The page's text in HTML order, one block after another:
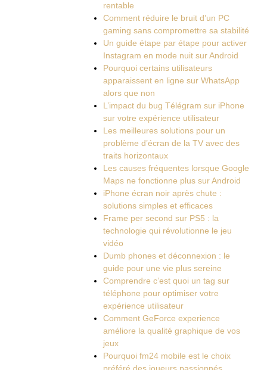
rentable
Comment réduire le bruit d’un PC
gaming sans compromettre sa stabilité
Un guide étape par étape pour activer
Instagram en mode nuit sur Android
Pourquoi certains utilisateurs
apparaissent en ligne sur WhatsApp
alors que non
L’impact du bug Télégram sur iPhone
sur votre expérience utilisateur
Les meilleures solutions pour un
problème d’écran de la TV avec des
traits horizontaux
Les causes fréquentes lorsque Google
Maps ne fonctionne plus sur Android
iPhone écran noir après chute :
solutions simples et efficaces
Frame per second sur PS5 : la
technologie qui révolutionne le jeu
vidéo
Dumb phones et déconnexion : le
guide pour une vie plus sereine
Comprendre c’est quoi un tag sur
téléphone pour optimiser votre
expérience utilisateur
Comment GeForce experience
améliore la qualité graphique de vos
jeux
Pourquoi fm24 mobile est le choix